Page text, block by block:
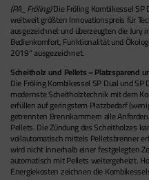
(PA_Fröling)Die Fröling Kombikessel
weltweit größten Innovationspreis für
ausgezeichnet und überzeugten die Jury
Bedienkomfort, Funktionalität und
2019“ ausgezeichnet.
Scheitholz und Pellets – Platzsparend
Die Fröling Kombikessel SP Dual und
modernste Scheitholztechnik mit dem
erfüllen auf geringstem Platzbedarf
getrennten Brennkammern alle
Pellets. Die Zündung des Scheitholzes
vollautomatisch mittels Pelletsbrenner
wird nicht innerhalb einer festgelegten
automatisch mit Pellets weitergeheizt.
Energiekosten zeichnen die